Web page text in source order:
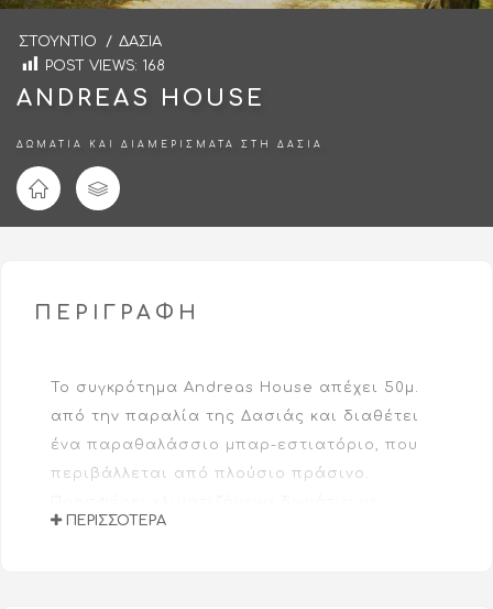
ΣΤΟΎΝΤΙΟ / ΔΑΣΙΆ
POST VIEWS: 168
ANDREAS HOUSE
ΔΩΜΆΤΙΑ ΚΑΙ ΔΙΑΜΕΡΊΣΜΑΤΑ ΣΤΗ ΔΑΣΙΆ
ΠΕΡΙΓΡΑΦΉ
Το συγκρότημα Andreas House απέχει 50μ.
από την παραλία της Δασιάς και διαθέτει
ένα παραθαλάσσιο μπαρ-εστιατόριο, που
περιβάλλεται από πλούσιο πράσινο.
ΠΕΡΙΣΣΌΤΕΡΑ